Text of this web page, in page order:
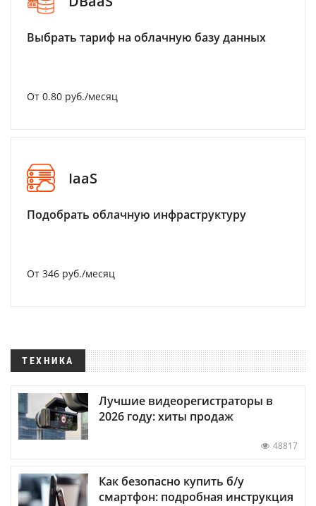
Выбрать тариф на облачную базу данных
От 0.80 руб./месяц
IaaS
Подобрать облачную инфраструктуру
От 346 руб./месяц
ТЕХНИКА
Лучшие видеорегистраторы в
2026 году: хиты продаж
48817
Как безопасно купить б/у
смартфон: подробная инструкция